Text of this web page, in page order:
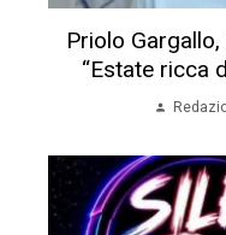
Priolo
“Estate ricca